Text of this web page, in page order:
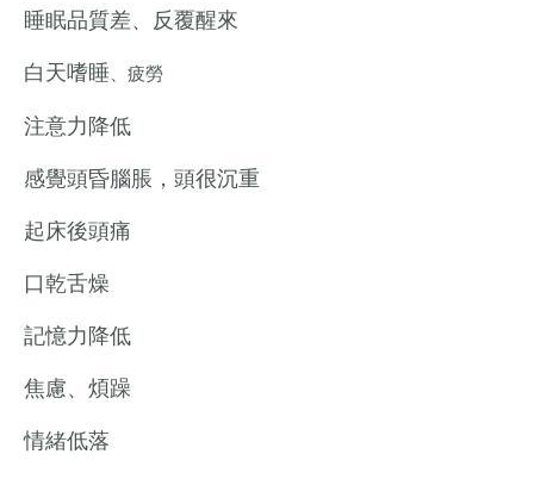
睡眠品質差、反覆醒來
白天嗜睡 疲勞
注意力降低
感覺頭昏腦脹，頭很沉重
起床後頭痛
口乾舌燥
記憶力降低
焦慮、煩躁
情緒低落